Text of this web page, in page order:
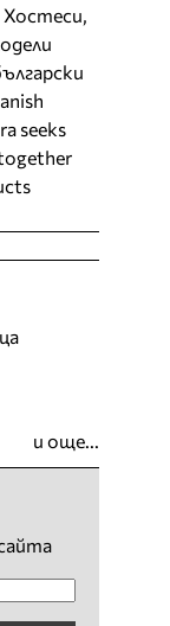
Хостеси,
seeks
и още...